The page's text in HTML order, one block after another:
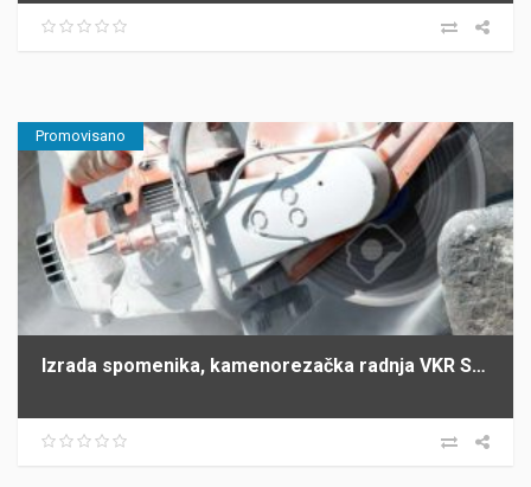
Promovisano
Izrada spomenika, kamenorezačka radnja VKR SIMIĆI Šabac